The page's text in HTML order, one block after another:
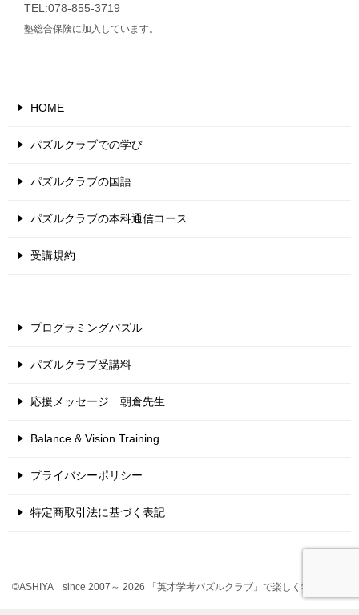
TEL:078-855-3719
塾総合保険に加入しています。
HOME
パズルクラブでの学び
パズルクラブの国語
パズルクラブの本科通信コース
受講規約
プログラミングパズル
パズルクラブ受講料
応援メッセージ 朝倉先生
Balance & Vision Training
プライバシーポリシー
特定商取引法に基づく表記
©ASHIYA since 2007～ 2026 「英才学考パズルクラブ」で楽しく学習！